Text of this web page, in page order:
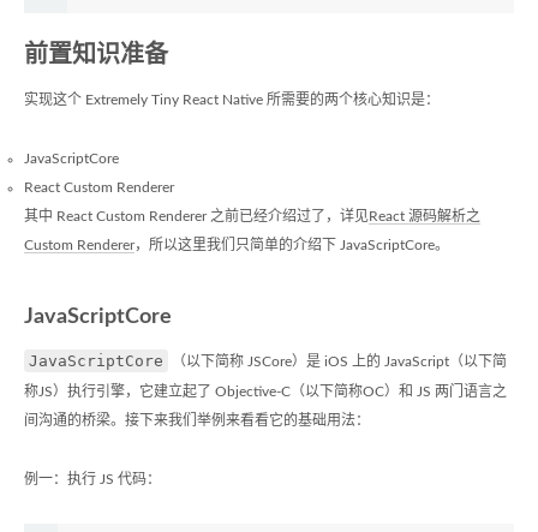
前置知识准备
实现这个 Extremely Tiny React Native 所需要的两个核心知识是：
JavaScriptCore
React Custom Renderer
其中 React Custom Renderer 之前已经介绍过了，详见React 源码解析之
Custom Renderer，所以这里我们只简单的介绍下 JavaScriptCore。
JavaScriptCore
JavaScriptCore （以下简称 JSCore）是 iOS 上的 JavaScript（以下简
称JS）执行引擎，它建立起了 Objective-C（以下简称OC）和 JS 两门语言之
间沟通的桥梁。接下来我们举例来看看它的基础用法：
例一：执行 JS 代码：